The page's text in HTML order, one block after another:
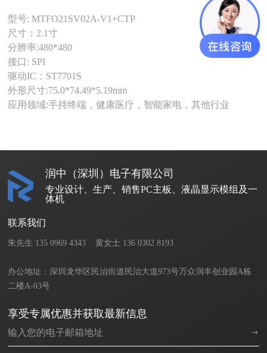
型号: MTFO21SV02A-V1+CTP
尺寸：2.1寸
分辨率:480*480
接口: SPI
驱动IC：ST7701S
外形尺寸:75.0*74.49*5.19mm
应用领域:手持终端，健康医疗，智能家电，其他行业
润中（深圳）电子有限公司
专业设计、生产、销售PC主板、液晶显示模组及一
体机
享受专属优惠并获取最新信息
联系我们
朱先生 135 0969 4343    黄女士 136 0302 8193
办公地址：深圳龙华区民治街道民治大道973号万众润丰创业园A栋
二楼A-03号